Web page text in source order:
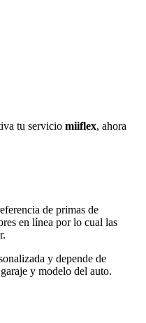
tu servicio miiflex, ahora
de primas de
en línea por lo cual las
y depende de
y modelo del auto.